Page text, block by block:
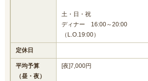
土・日・祝
ディナー 16:00～20:00
（L.O.19:00）
定休日
平均予算
（昼・夜）
[夜]7,000円